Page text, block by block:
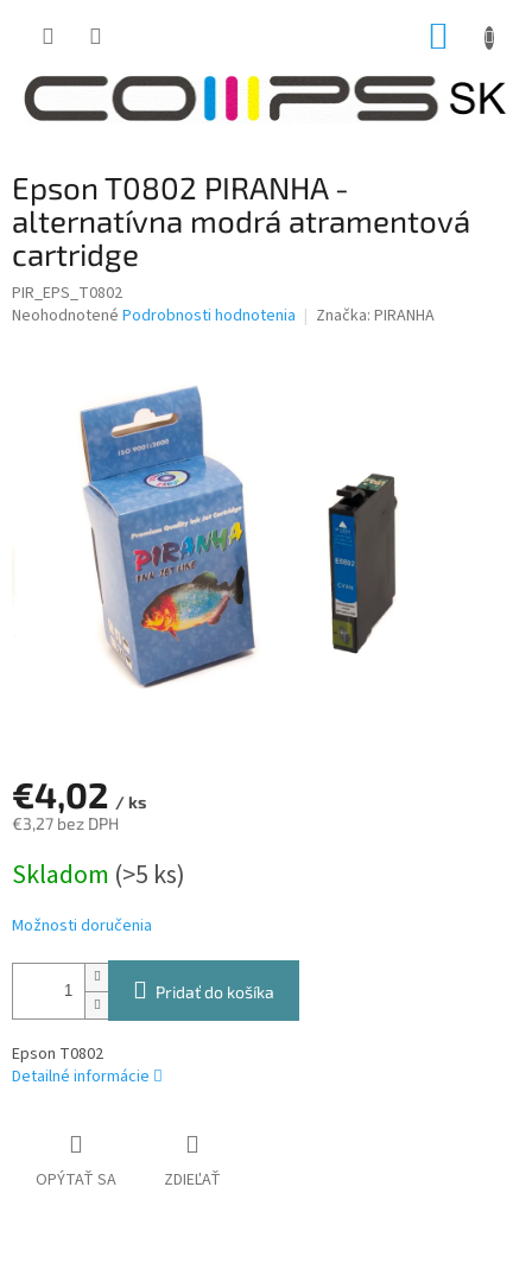
Epson T0802 PIRANHA -
alternatívna modrá atramentová
cartridge
PIR_EPS_T0802
Priemerné
hviezdičiek.
Neohodnotené Podrobnosti hodnotenia Značka: PIRANHA
€4,02 / ks
€3,27 bez DPH
cena:
Skladom (>5 ks)
Možnosti doručenia
Pridať do košíka
Epson T0802
Detailné informácie
OPÝTAŤ SA ZDIEĽAŤ